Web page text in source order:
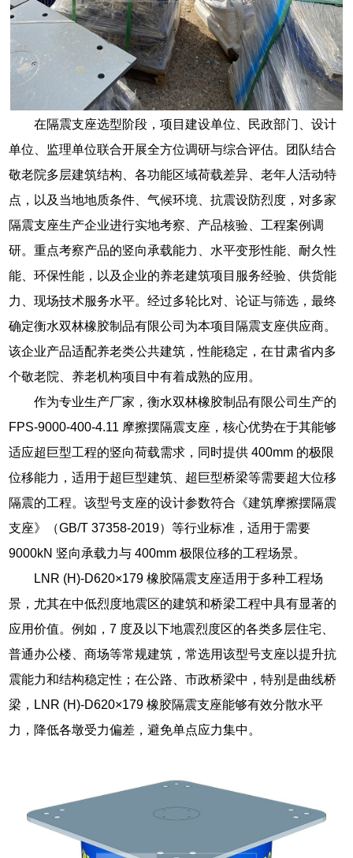
在隔震支座选型阶段，项目建设单位、民政部门、设计
单位、监理单位联合开展全方位调研与综合评估。团队结合
敬老院多层建筑结构、各功能区域荷载差异、老年人活动特
点，以及当地地质条件、气候环境、抗震设防烈度，对多家
隔震支座生产企业进行实地考察、产品核验、工程案例调
研。重点考察产品的竖向承载能力、水平变形性能、耐久性
能、环保性能，以及企业的养老建筑项目服务经验、供货能
力、现场技术服务水平。经过多轮比对、论证与筛选，最终
确定衡水双林橡胶制品有限公司为本项目隔震支座供应商。
该企业产品适配养老类公共建筑，性能稳定，在甘肃省内多
个敬老院、养老机构项目中有着成熟的应用。
作为专业生产厂家，衡水双林橡胶制品有限公司生产的
FPS-9000-400-4.11 摩擦摆隔震支座，核心优势在于其能够
适应超巨型工程的竖向荷载需求，同时提供 400mm 的极限
位移能力，适用于超巨型建筑、超巨型桥梁等需要超大位移
隔震的工程。该型号支座的设计参数符合《建筑摩擦摆隔震
支座》（GB/T 37358-2019）等行业标准，适用于需要
9000kN 竖向承载力与 400mm 极限位移的工程场景。
LNR (H)-D620×179 橡胶隔震支座适用于多种工程场
景，尤其在中低烈度地震区的建筑和桥梁工程中具有显著的
应用价值。例如，7 度及以下地震烈度区的各类多层住宅、
普通办公楼、商场等常规建筑，常选用该型号支座以提升抗
震能力和结构稳定性；在公路、市政桥梁中，特别是曲线桥
梁，LNR (H)-D620×179 橡胶隔震支座能够有效分散水平
力，降低各墩受力偏差，避免单点应力集中。